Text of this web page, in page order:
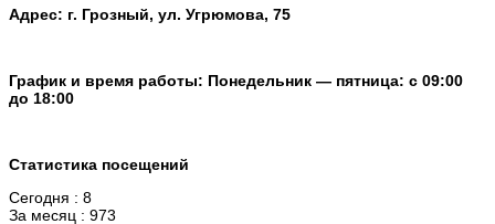
Адрес: г. Грозный, ул. Угрюмова, 75
График и время работы: Понедельник — пятница: с 09:00
до 18:00
Статистика посещений
Сегодня : 8
За месяц : 973